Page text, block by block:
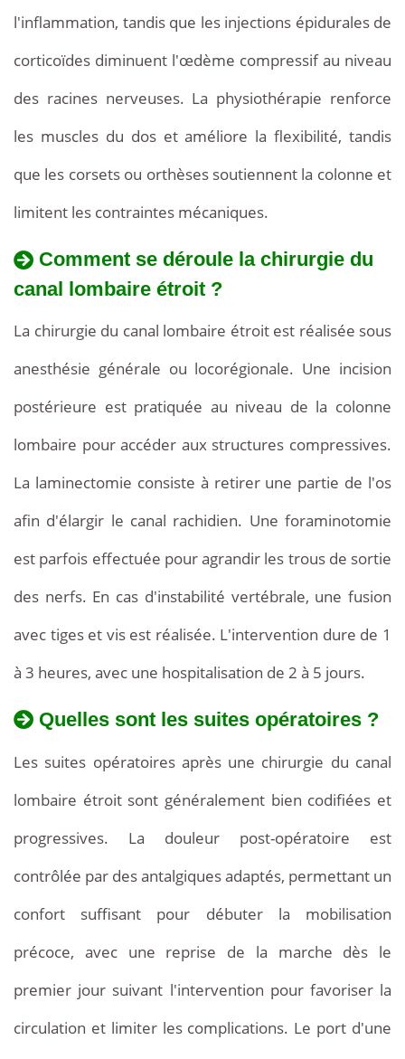
l'inflammation, tandis que les injections épidurales de
corticoïdes diminuent l'œdème compressif au niveau
des racines nerveuses. La physiothérapie renforce
les muscles du dos et améliore la flexibilité, tandis
que les corsets ou orthèses soutiennent la colonne et
limitent les contraintes mécaniques.
Comment se déroule la chirurgie du
canal lombaire étroit ?
La chirurgie du canal lombaire étroit est réalisée sous
anesthésie générale ou locorégionale. Une incision
postérieure est pratiquée au niveau de la colonne
lombaire pour accéder aux structures compressives.
La laminectomie consiste à retirer une partie de l'os
afin d'élargir le canal rachidien. Une foraminotomie
est parfois effectuée pour agrandir les trous de sortie
des nerfs. En cas d'instabilité vertébrale, une fusion
avec tiges et vis est réalisée. L'intervention dure de 1
à 3 heures, avec une hospitalisation de 2 à 5 jours.
Quelles sont les suites opératoires ?
Les suites opératoires après une chirurgie du canal
lombaire étroit sont généralement bien codifiées et
progressives. La douleur post-opératoire est
contrôlée par des antalgiques adaptés, permettant un
confort suffisant pour débuter la mobilisation
précoce, avec une reprise de la marche dès le
premier jour suivant l'intervention pour favoriser la
circulation et limiter les complications. Le port d'une